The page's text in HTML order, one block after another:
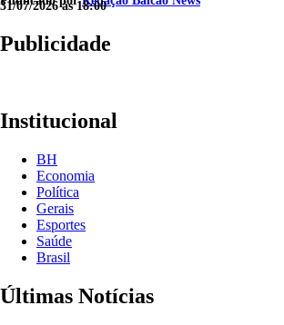
31/07/2026 às 18:00
Publicidade
Institucional
BH
Economia
Política
Gerais
Esportes
Saúde
Brasil
Últimas Notícias